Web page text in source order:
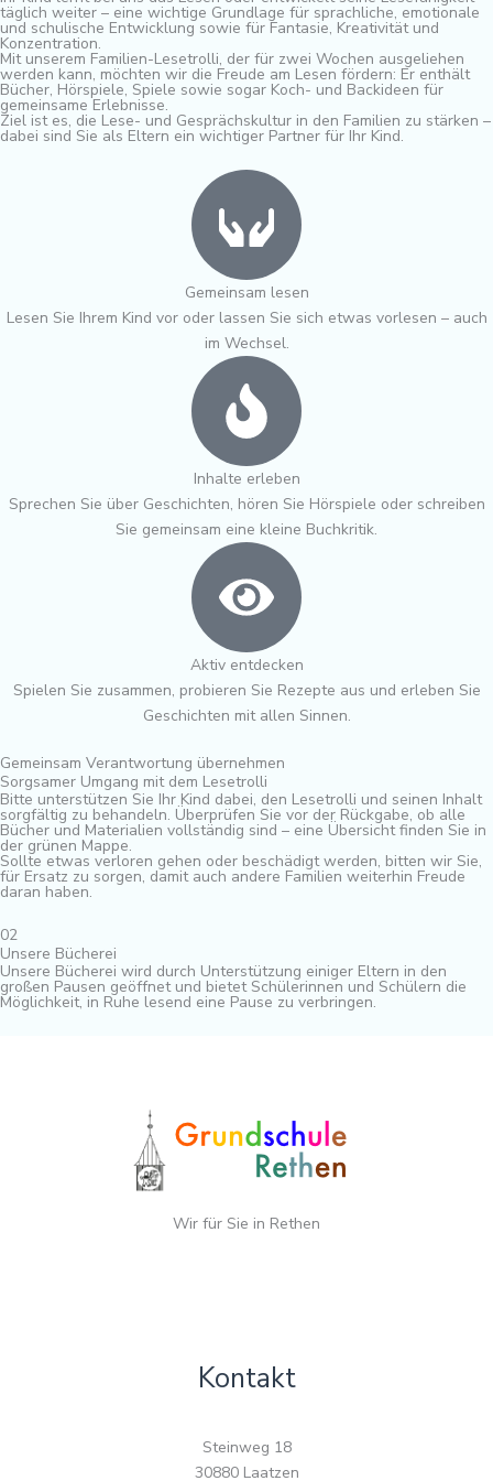
täglich weiter – eine wichtige Grundlage für sprachliche, emotionale
und schulische Entwicklung sowie für Fantasie, Kreativität und
Konzentration.
Mit unserem Familien-Lesetrolli, der für zwei Wochen ausgeliehen
werden kann, möchten wir die Freude am Lesen fördern: Er enthält
Bücher, Hörspiele, Spiele sowie sogar Koch- und Backideen für
gemeinsame Erlebnisse.
Ziel ist es, die Lese- und Gesprächskultur in den Familien zu stärken –
dabei sind Sie als Eltern ein wichtiger Partner für Ihr Kind.
Gemeinsam lesen
Lesen Sie Ihrem Kind vor oder lassen Sie sich etwas vorlesen – auch
im Wechsel.
Inhalte erleben
Sprechen Sie über Geschichten, hören Sie Hörspiele oder schreiben
Sie gemeinsam eine kleine Buchkritik.
Aktiv entdecken
Spielen Sie zusammen, probieren Sie Rezepte aus und erleben Sie
Geschichten mit allen Sinnen.
Gemeinsam Verantwortung übernehmen
Sorgsamer Umgang mit dem Lesetrolli
Bitte unterstützen Sie Ihr Kind dabei, den Lesetrolli und seinen Inhalt
sorgfältig zu behandeln. Überprüfen Sie vor der Rückgabe, ob alle
Bücher und Materialien vollständig sind – eine Übersicht finden Sie in
der grünen Mappe.
Sollte etwas verloren gehen oder beschädigt werden, bitten wir Sie,
für Ersatz zu sorgen, damit auch andere Familien weiterhin Freude
daran haben.
02
Unsere Bücherei
Unsere Bücherei wird durch Unterstützung einiger Eltern in den
großen Pausen geöffnet und bietet Schülerinnen und Schülern die
Möglichkeit, in Ruhe lesend eine Pause zu verbringen.
Wir für Sie in Rethen
Kontakt
Steinweg 18
30880 Laatzen